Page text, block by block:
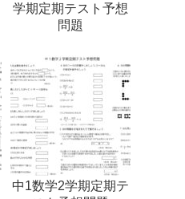
学期定期テスト予想
問題
中1数学2学期定期テ